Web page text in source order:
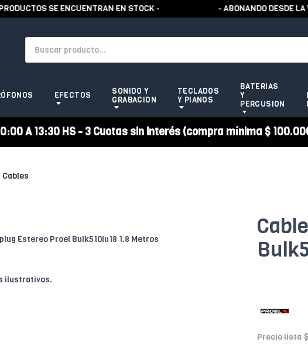
SE ENCUENTRAN EN STOCK - - ABONANDO DESDE LA
EFECTOS
SONIDO Y
GRABACION
TECLADOS
Y PIANOS
BATERIAS
Y
PERCUSION
10:00 A 13:30 HS - 3 Cuotas sin interés (compra mínima $
Cables
ilustrativos.
Precio lista